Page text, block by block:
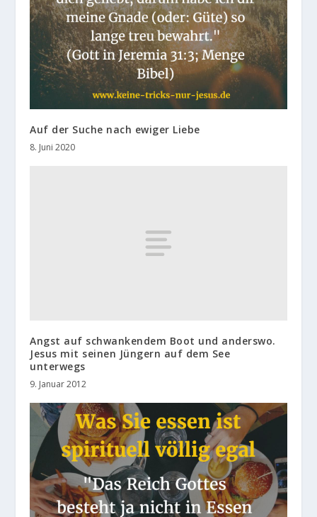
Auf der Suche nach ewiger Liebe
8. Juni 2020
Angst auf schwankendem Boot und anderswo.
Jesus mit seinen Jüngern auf dem See
unterwegs
9. Januar 2012